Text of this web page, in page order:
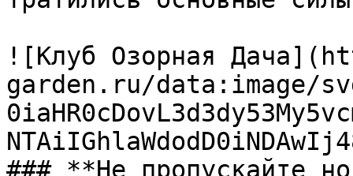
![Клуб Озорная
garden.ru/data:image/
### **Не пропускайте